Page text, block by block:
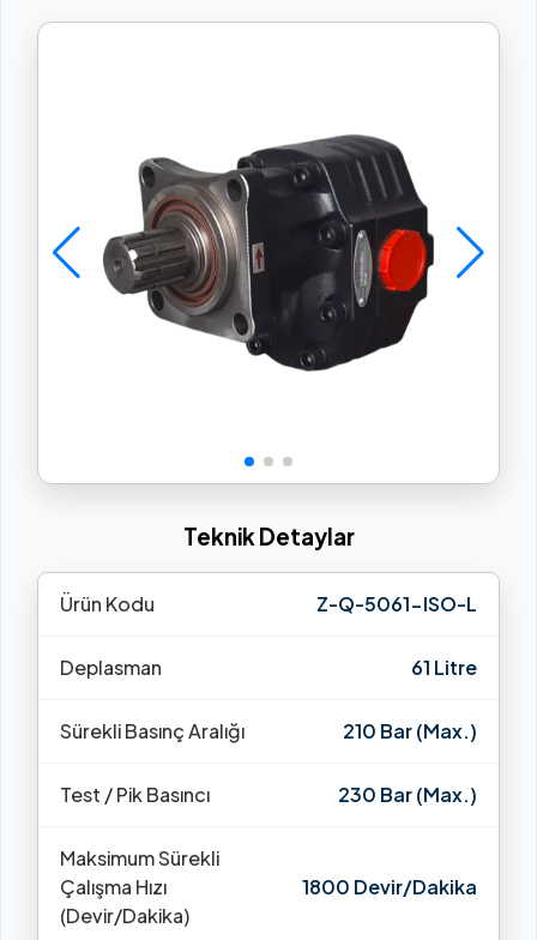
Teknik Detaylar
Ürün Kodu Z-Q-5061-ISO-L
Deplasman 61 Litre
Sürekli Basınç Aralığı 210 Bar (Max.)
Test / Pik Basıncı 230 Bar (Max.)
Maksimum Sürekli
Çalışma Hızı
(Devir/Dakika)
1800 Devir/Dakika